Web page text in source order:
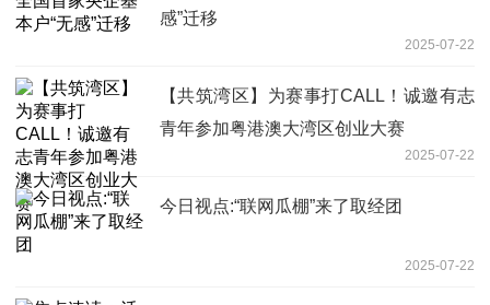
感”迁移
2025-07-22
【共筑湾区】为赛事打CALL！诚邀有志
青年参加粤港澳大湾区创业大赛
2025-07-22
今日视点:“联网瓜棚”来了取经团
2025-07-22